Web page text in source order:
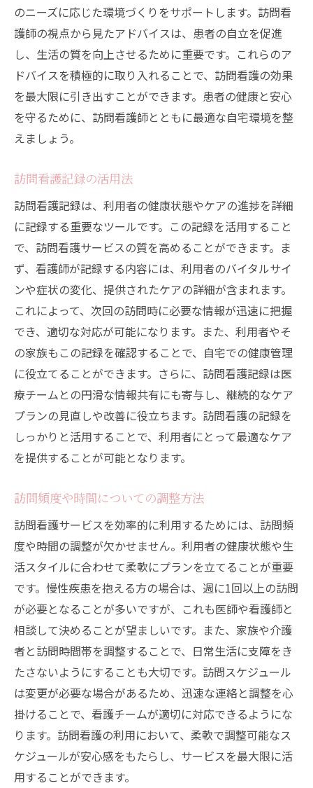
のニーズに応じた環境づくりをサポートします。訪問看
護師の視点から見たアドバイスは、患者の自立を促進
し、生活の質を向上させるために重要です。これらのア
ドバイスを積極的に取り入れることで、訪問看護の効果
を最大限に引き出すことができます。患者の健康と安心
を守るために、訪問看護師とともに最適な自宅環境を整
えましょう。
訪問看護記録の活用法
訪問看護記録は、利用者の健康状態やケアの進捗を詳細
に記録する重要なツールです。この記録を活用すること
で、訪問看護サービスの質を高めることができます。ま
ず、看護師が記録する内容には、利用者のバイタルサイ
ンや症状の変化、提供されたケアの詳細が含まれます。
これによって、次回の訪問時に必要な情報が迅速に把握
でき、適切な対応が可能になります。また、利用者やそ
の家族もこの記録を確認することで、自宅での健康管理
に役立てることができます。さらに、訪問看護記録は医
療チームとの円滑な情報共有にも寄与し、継続的なケア
プランの見直しや改善に役立ちます。訪問看護の記録を
しっかりと活用することで、利用者にとって最適なケア
を提供することが可能となります。
訪問頻度や時間についての調整方法
訪問看護サービスを効率的に利用するためには、訪問頻
度や時間の調整が欠かせません。利用者の健康状態や生
活スタイルに合わせて柔軟にプランを立てることが重要
です。慢性疾患を抱える方の場合は、週に1回以上の訪問
が必要となることが多いですが、これも医師や看護師と
相談して決めることが望ましいです。また、家族や介護
者と訪問時間帯を調整することで、日常生活に支障をき
たさないようにすることも大切です。訪問スケジュール
は変更が必要な場合があるため、迅速な連絡と調整を心
掛けることで、看護チームが適切に対応できるようにな
ります。訪問看護の利用において、柔軟で調整可能なス
ケジュールが安心感をもたらし、サービスを最大限に活
用することができます。